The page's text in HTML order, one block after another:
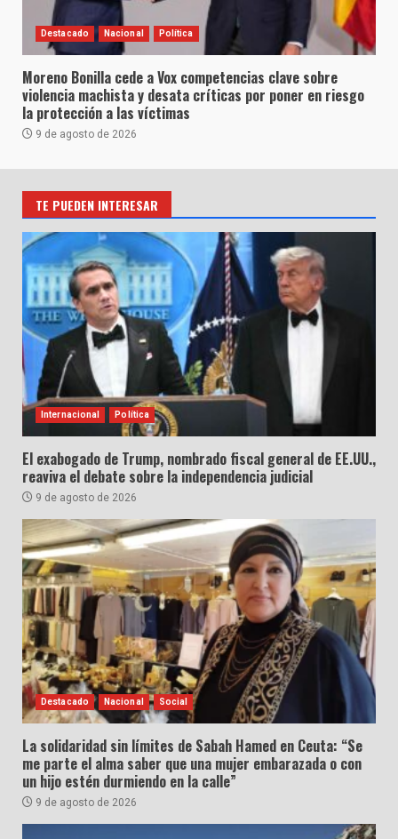
Destacado Nacional Política
Moreno Bonilla cede a Vox competencias clave sobre
violencia machista y desata críticas por poner en riesgo
la protección a las víctimas
9 de agosto de 2026
TE PUEDEN INTERESAR
Internacional Política
El exabogado de Trump, nombrado fiscal general de EE.UU.,
reaviva el debate sobre la independencia judicial
9 de agosto de 2026
Destacado Nacional Social
La solidaridad sin límites de Sabah Hamed en Ceuta: “Se
me parte el alma saber que una mujer embarazada o con
un hijo estén durmiendo en la calle”
9 de agosto de 2026